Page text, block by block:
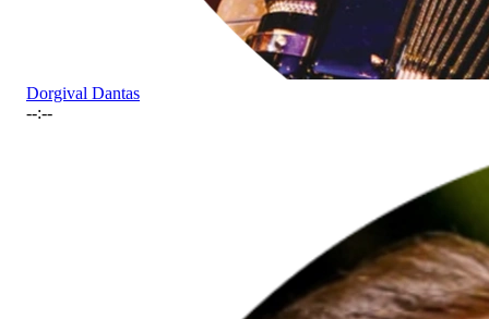
Dorgival Dantas
--:--